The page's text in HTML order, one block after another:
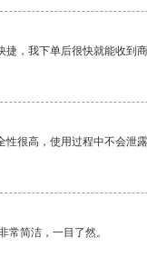
，我下单后很快就能收到商
性很高，使用过程中不会泄
常简洁，一目了然。